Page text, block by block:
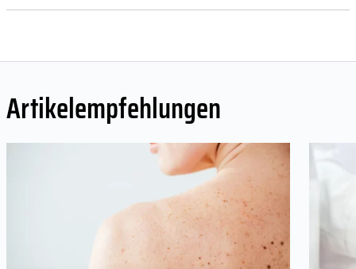
Artikelempfehlungen